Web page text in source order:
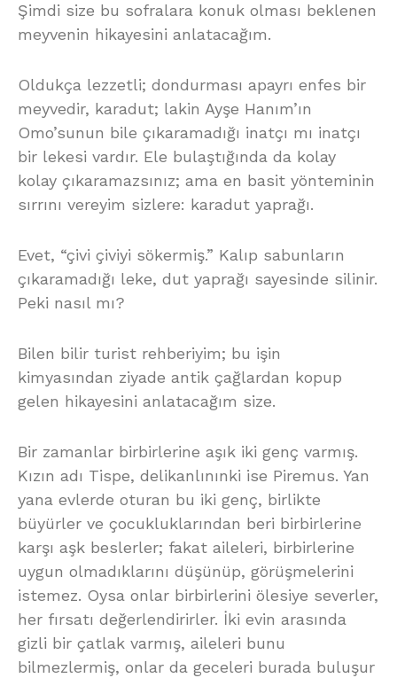
Şimdi size bu sofralara konuk olması beklenen
meyvenin hikayesini anlatacağım.
Oldukça lezzetli; dondurması apayrı enfes bir
meyvedir, karadut; lakin Ayşe Hanım’ın
Omo’sunun bile çıkaramadığı inatçı mı inatçı
bir lekesi vardır. Ele bulaştığında da kolay
kolay çıkaramazsınız; ama en basit yönteminin
sırrını vereyim sizlere: karadut yaprağı.
Evet, “çivi çiviyi sökermiş.” Kalıp sabunların
çıkaramadığı leke, dut yaprağı sayesinde silinir.
Peki nasıl mı?
Bilen bilir turist rehberiyim; bu işin
kimyasından ziyade antik çağlardan kopup
gelen hikayesini anlatacağım size.
Bir zamanlar birbirlerine aşık iki genç varmış.
Kızın adı Tispe, delikanlınınki ise Piremus. Yan
yana evlerde oturan bu iki genç, birlikte
büyürler ve çocukluklarından beri birbirlerine
karşı aşk beslerler; fakat aileleri, birbirlerine
uygun olmadıklarını düşünüp, görüşmelerini
istemez. Oysa onlar birbirlerini ölesiye severler,
her fırsatı değerlendirirler. İki evin arasında
gizli bir çatlak varmış, aileleri bunu
bilmezlermiş, onlar da geceleri burada buluşur